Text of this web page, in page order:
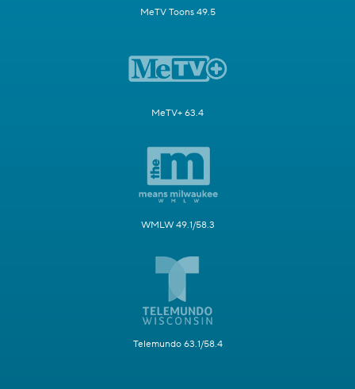
MeTV Toons 49.5
MeTV+ 63.4
WMLW 49.1/58.3
Telemundo 63.1/58.4